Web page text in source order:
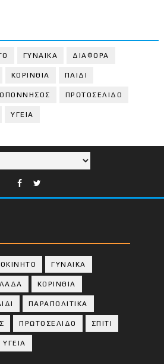
ΓΥΝΑΙΚΑ ΔΙΑΦΟΡΑ
ΚΟΡΙΝΘΙA ΠΑΙΔΙ
ΠΡΩΤΟΣΕΛΙΔΟ
ΥΓΕΙΑ
ΓΥΝΑΙΚΑ
ΚΟΡΙΝΘΙΑ
ΠΑΡΑΠΟΛΙΤΙΚΑ
ΠΡΩΤΟΣΕΛΙΔΟ ΣΠΙΤΙ
ΥΓΕΙΑ